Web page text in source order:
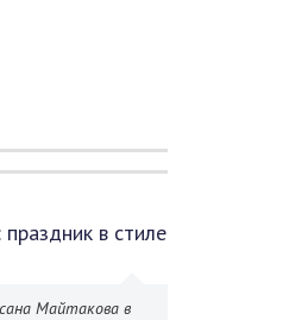
в стиле
Майтакова в